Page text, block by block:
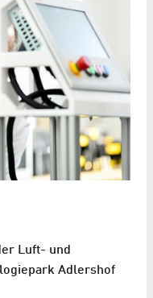
Luft- und
Adlershof